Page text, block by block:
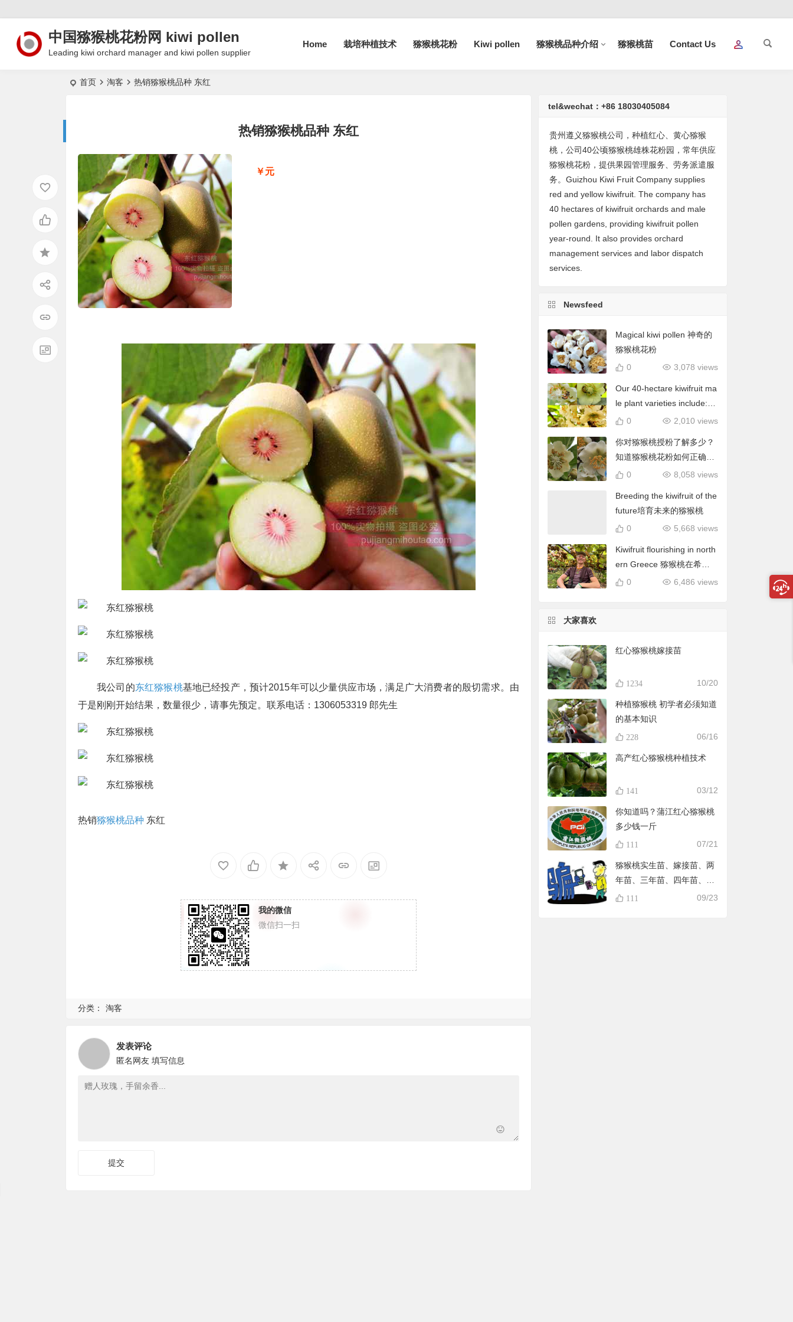
中国猕猴桃花粉网 kiwi pollen
Leading kiwi orchard manager and kiwi pollen supplier
Home 栽培种植技术 猕猴桃花粉 Kiwi pollen 猕猴桃品种介绍 猕猴桃苗 Contact Us
首页 淘客 热销猕猴桃品种 东红
热销猕猴桃品种 东红
￥元
我公司的东红猕猴桃基地已经投产，预计2015年可以少量供应市场，满足广大消费者的殷切需求。由
于是刚刚开始结果，数量很少，请事先预定。联系电话：1306053319 郎先生
热销猕猴桃品种 东红
我的微信
微信扫一扫
分类： 淘客
发表评论
匿名网友 填写信息
tel&wechat：+86 18030405084
贵州遵义猕猴桃公司，种植红心、黄心猕猴
桃，公司40公顷猕猴桃雄株花粉园，常年供应
猕猴桃花粉，提供果园管理服务、劳务派遣服
务。Guizhou Kiwi Fruit Company supplies
red and yellow kiwifruit. The company has
40 hectares of kiwifruit orchards and male
pollen gardens, providing kiwifruit pollen
year-round. It also provides orchard
management services and labor dispatch
services.
Newsfeed
Magical kiwi pollen 神奇的
猕猴桃花粉
3,078 views
0
Our 40-hectare kiwifruit ma
le plant varieties include: C
hieftain, Matua, Tumari.我
括酋长、陶木里等
2,010 views
0
你对猕猴桃授粉了解多少？
知道猕猴桃花粉如何正确使
用吗？
8,058 views
0
Breeding the kiwifruit of the
future培育未来的猕猴桃
5,668 views
0
Kiwifruit flourishing in north
ern Greece 猕猴桃在希腊
北部蓬勃发展
6,486 views
0
大家喜欢
红心猕猴桃嫁接苗
1234 10/20
种植猕猴桃 初学者必须知道
的基本知识
228 06/16
高产红心猕猴桃种植技术
141 03/12
你知道吗？蒲江红心猕猴桃
多少钱一斤
111 07/21
猕猴桃实生苗、嫁接苗、两
年苗、三年苗、四年苗、五
年苗，教大家怎样避免在淘
111 09/23